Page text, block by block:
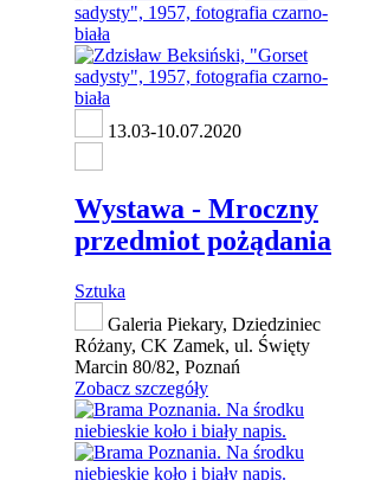
13.03-10.07.2020
Wystawa - Mroczny
przedmiot pożądania
Sztuka
Galeria Piekary, Dziedziniec
Różany, CK Zamek, ul. Święty
Marcin 80/82, Poznań
Zobacz szczegóły